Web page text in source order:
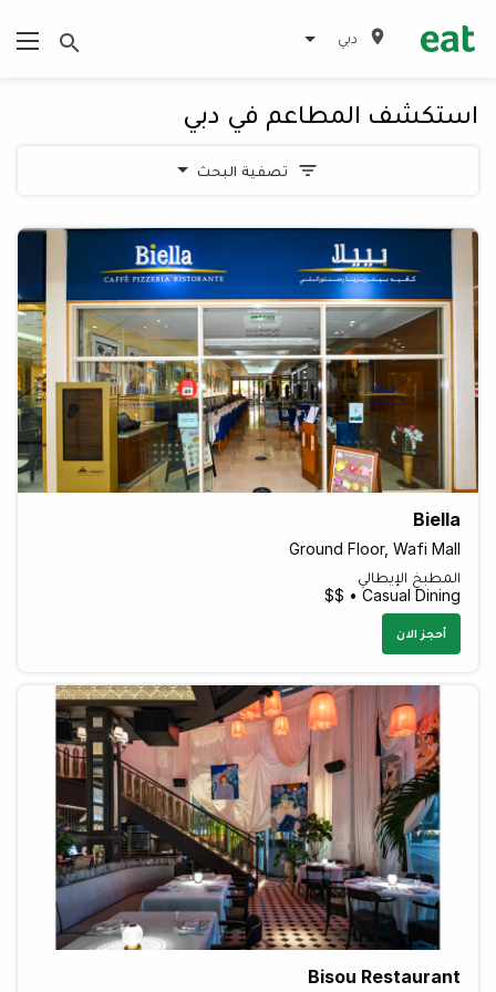
دبي
استكشف المطاعم في دبي
تصفية البحث
Biella
Ground Floor, Wafi Mall
المطبخ الإيطالي
Casual Dining • $$
أحجز الان
Bisou Restaurant